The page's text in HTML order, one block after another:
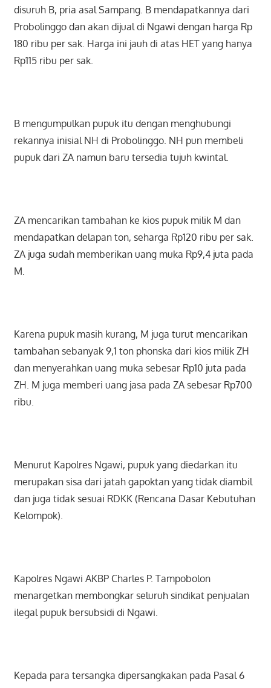
disuruh B, pria asal Sampang. B mendapatkannya dari
Probolinggo dan akan dijual di Ngawi dengan harga Rp
180 ribu per sak. Harga ini jauh di atas HET yang hanya
Rp115 ribu per sak.
B mengumpulkan pupuk itu dengan menghubungi
rekannya inisial NH di Probolinggo. NH pun membeli
pupuk dari ZA namun baru tersedia tujuh kwintal.
ZA mencarikan tambahan ke kios pupuk milik M dan
mendapatkan delapan ton, seharga Rp120 ribu per sak.
ZA juga sudah memberikan uang muka Rp9,4 juta pada
M.
Karena pupuk masih kurang, M juga turut mencarikan
tambahan sebanyak 9,1 ton phonska dari kios milik ZH
dan menyerahkan uang muka sebesar Rp10 juta pada
ZH. M juga memberi uang jasa pada ZA sebesar Rp700
ribu.
Menurut Kapolres Ngawi, pupuk yang diedarkan itu
merupakan sisa dari jatah gapoktan yang tidak diambil
dan juga tidak sesuai RDKK (Rencana Dasar Kebutuhan
Kelompok).
Kapolres Ngawi AKBP Charles P. Tampobolon
menargetkan membongkar seluruh sindikat penjualan
ilegal pupuk bersubsidi di Ngawi.
Kepada para tersangka dipersangkakan pada Pasal 6